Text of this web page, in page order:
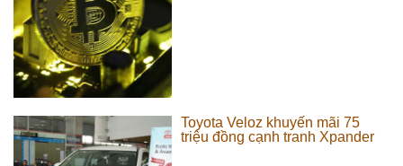
Toyota Veloz khuyến mãi 75
triệu đồng cạnh tranh Xpander